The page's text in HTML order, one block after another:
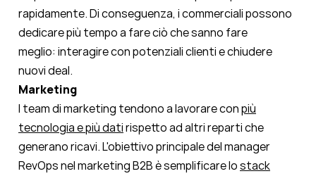
rapidamente. Di conseguenza, i commerciali possono
dedicare più tempo a fare ciò che sanno fare
meglio: interagire con potenziali clienti e chiudere
nuovi deal.
Marketing
I team di marketing tendono a lavorare conpiù
tecnologia e più datirispetto ad altri reparti che
generano ricavi. L'obiettivo principale del manager
RevOps nel marketing B2B è semplificare lostack